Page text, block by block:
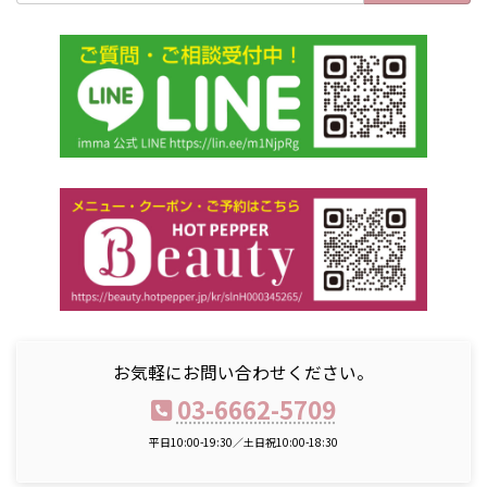
お気軽にお問い合わせください。
03-6662-5709
平日10:00-19:30／土日祝10:00-18:30